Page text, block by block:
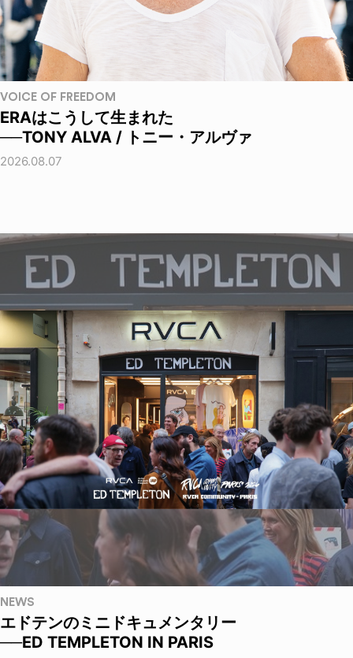
VOICE OF FREEDOM
ERAはこうして生まれた
──TONY ALVA / トニー・アルヴァ
2026.08.07
NEWS
エドテンのミニドキュメンタリー
──ED TEMPLETON IN PARIS